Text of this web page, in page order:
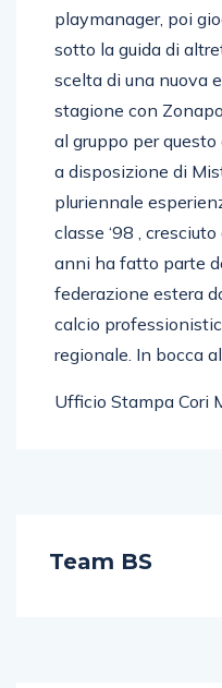
playmanager, poi
sotto la guida di
scelta di una nuova
stagione con
al gruppo per
a disposizione di
pluriennale
classe ‘98 ,
anni ha fatto parte
federazione estera
calcio
regionale. In bocca
Ufficio Stampa Cori
Team BS